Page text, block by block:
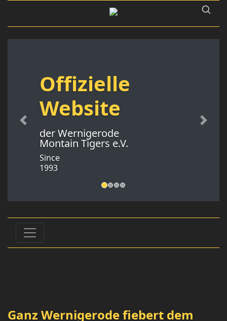
Offizielle
Website
der Wernigerode
Montain Tigers e.V.
Since
1993
Previous Next
Ganz Wernigerode fiebert dem